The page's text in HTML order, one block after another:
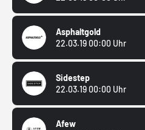
Asphaltgold
22.03.19 00:00 Uhr
Sidestep
22.03.19 00:00 Uhr
Afew